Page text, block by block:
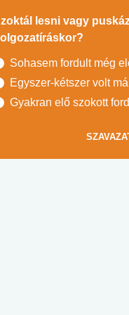
lesni vagy
Sohasem fordult még
Egyszer-kétszer volt
Gyakran elő szokott